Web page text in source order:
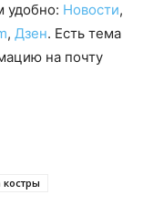
удобно: Новости,
, Дзен. Есть тема
на почту
костры